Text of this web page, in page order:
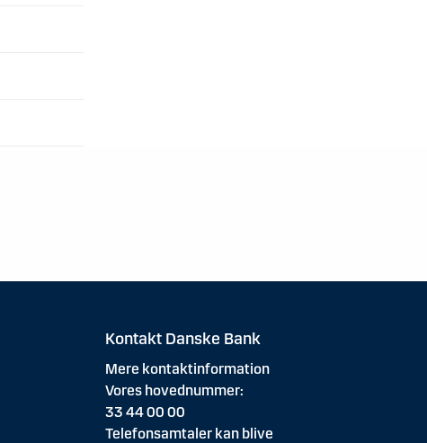
Kontakt Danske Bank
Mere kontaktinformation
Vores hovednummer:
33 44 00 00
Telefonsamtaler kan blive